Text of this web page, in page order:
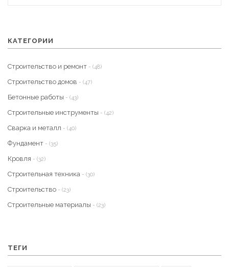
КАТЕГОРИИ
Строительство и ремонт - (48)
Строительство домов - (47)
Бетонные работы - (43)
Строительные инструменты - (42)
Сварка и металл - (40)
Фундамент - (35)
Кровля - (32)
Строительная техника - (30)
Строительство - (23)
Строительные материалы - (23)
ТЕГИ